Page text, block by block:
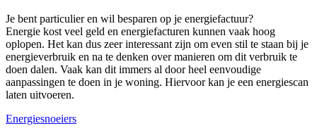
Je bent particulier en wil besparen op je energiefactuur?
Energie kost veel geld en energiefacturen kunnen vaak hoog
oplopen. Het kan dus zeer interessant zijn om even stil te staan bij je
energieverbruik en na te denken over manieren om dit verbruik te
doen dalen. Vaak kan dit immers al door heel eenvoudige
aanpassingen te doen in je woning. Hiervoor kan je een energiescan
laten uitvoeren.
Energiesnoeiers